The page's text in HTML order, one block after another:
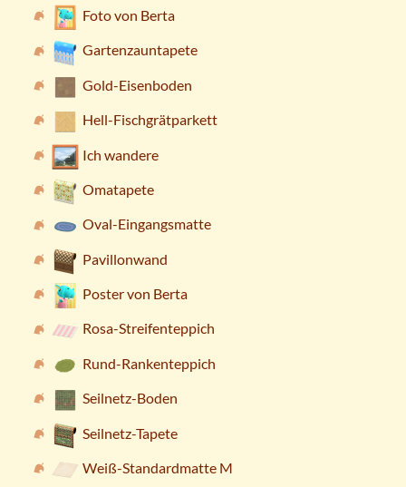
Foto von Berta
Gartenzauntapete
Gold-Eisenboden
Hell-Fischgrätparkett
Ich wandere
Omatapete
Oval-Eingangsmatte
Pavillonwand
Poster von Berta
Rosa-Streifenteppich
Rund-Rankenteppich
Seilnetz-Boden
Seilnetz-Tapete
Weiß-Standardmatte M